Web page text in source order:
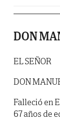
DON
EL SEÑOR
DON
Falleció en
67 años de